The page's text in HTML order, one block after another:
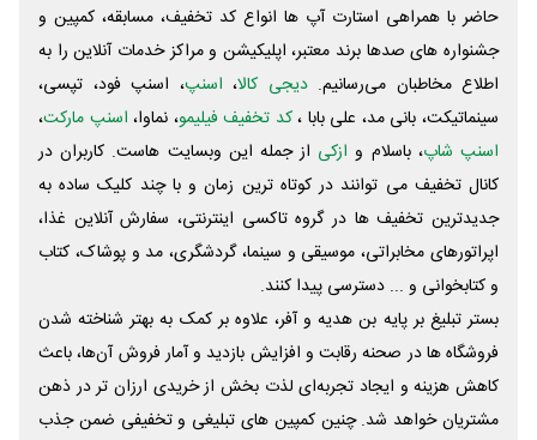
حاضر با همراهی استارت آپ ها انواع کد تخفیف، مسابقه، کمپین و
جشنواره های صدها برند معتبر، اپلیکیشن و مراکز خدمات آنلاین را به
اطلاع مخاطبان می‌رسانیم. دیجی کالا، اسنپ، اسنپ فود، تپسی،
سینماتیکت، بانی مد، علی‌ بابا ،کد تخفیف فیلیمو، نماوا، اسنپ مارکت،
اسنپ شاپ، باسلام و ازکی از جمله این وبسایت ‌هاست. کاربران در
کانال تخفیف می توانند در کوتاه ترین زمان و با چند کلیک ساده به
جدیدترین تخفیف ها در گروه تاکسی اینترنتی، سفارش آنلاین غذا،
اپراتورهای مخابراتی، موسیقی و سینما، گردشگری، مد و پوشاک، کتاب
و کتابخوانی و ... دسترسی پیدا کنند.
بستر تبلیغ بر پایه بن هدیه و آفر، علاوه بر کمک به بهتر شناخته شدن
فروشگاه ها در صحنه رقابت و افزایش بازدید و آمار فروش آن‌ها، باعث
کاهش هزینه و ایجاد تجربه‌ای لذت بخش از خریدی ارزان تر در ذهن
مشتریان خواهد شد. چنین کمپین های تبلیغی و تخفیفی ضمن جذب